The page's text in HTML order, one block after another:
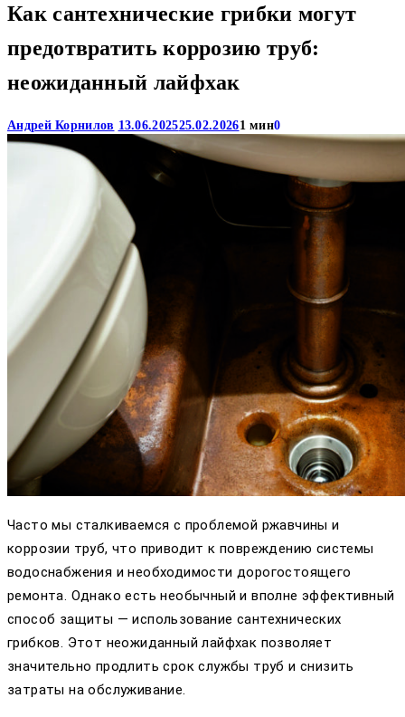
Как сантехнические грибки могут
предотвратить коррозию труб:
неожиданный лайфхак
Андрей Корнилов 13.06.202525.02.20261 мин0
Часто мы сталкиваемся с проблемой ржавчины и
коррозии труб, что приводит к повреждению системы
водоснабжения и необходимости дорогостоящего
ремонта. Однако есть необычный и вполне эффективный
способ защиты — использование сантехнических
грибков. Этот неожиданный лайфхак позволяет
значительно продлить срок службы труб и снизить
затраты на обслуживание.